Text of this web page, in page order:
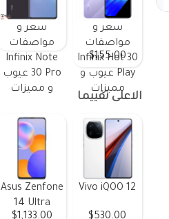
سعر و
مواصفات
Infinix Hot 30
Play عيوب و
مميزات
$155.00
سعر و
مواصفات
Infinix Note
30 Pro عيوب
و مميزات
الاعلى تقييما
Vivo iQOO 12
Asus Zenfone
14 Ultra